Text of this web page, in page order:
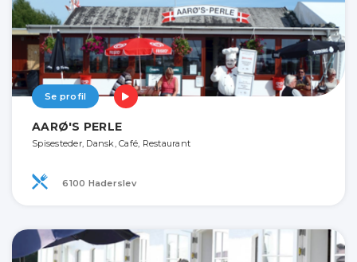
Se profil
AARØ'S PERLE
Spisesteder, Dansk, Café, Restaurant
6100 Haderslev